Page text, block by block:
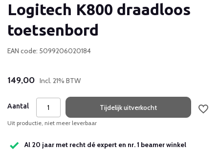
Logitech K800 draadloos
toetsenbord
EAN code: 5099206020184
149,00 Incl. 21% BTW
Aantal Tijdelijk uitverkocht
Uit productie, niet meer leverbaar
Al 20 jaar met recht dé expert en nr. 1 beamer winkel